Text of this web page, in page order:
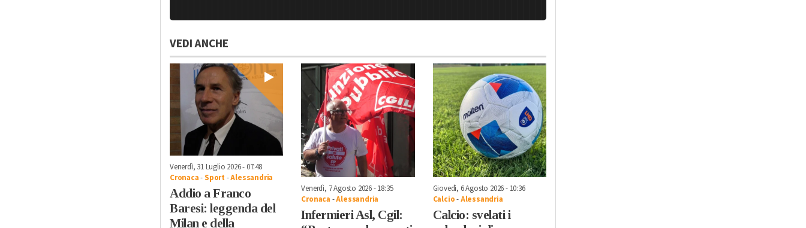
VEDI ANCHE
Venerdì, 31 Luglio 2026 - 07:48
Cronaca-Sport -Alessandria
Addio a Franco
Baresi: leggenda del
Milan e della
Venerdì, 7 Agosto 2026 - 18:35
Cronaca -Alessandria
Infermieri Asl, Cgil:
Giovedì, 6 Agosto 2026 - 10:36
Calcio-Alessandria
Calcio: svelati i